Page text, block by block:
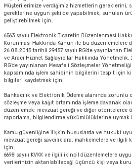
Müşterilerimize verdiğimiz hizmetlerin gereklerini,
gereklerine uygun şekilde yapabilmek, sunulan
geliştirebilmek için;
6563 sayılı Elektronik Ticaretin Düzenlenmesi
Korunması Hakkında Kanun ile bu düzenlemelere
26.08.2015 tarihli 29457 sayılı RG’de yayınlanan
ve Aracı Hizmet Sağlayıcılar Hakkında Yönetmelik,
RG’de yayınlanan Mesafeli Sözleşmeler
kapsamında işlem sahibinin bilgilerini tespit için
bilgileri kaydetmek için;
Bankacılık ve Elektronik Ödeme alanında
sözleşme veya kağıt ortamında işleme dayanak
düzenlemek; mevzuat gereği ve diğer otoritelerce
raporlama, bilgilendirme yükümlülüklerine uymak
Kamu güvenliğine ilişkin hususlarda ve hukuki
mevzuat gereği savcılıklara, mahkemelere ve
için;
6698 sayılı KVKK ve ilgili ikincil düzenlemelere
verilerinizin aktarılabileceği üçüncü kişi veya